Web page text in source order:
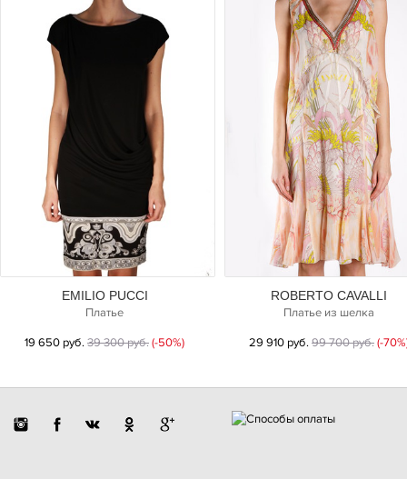
EMILIO PUCCI
Платье
19 650 руб.39 300 руб.(-50%)
ROBERTO CAVALLI
Платье из шелка
29 910 руб.99 700 руб.(-